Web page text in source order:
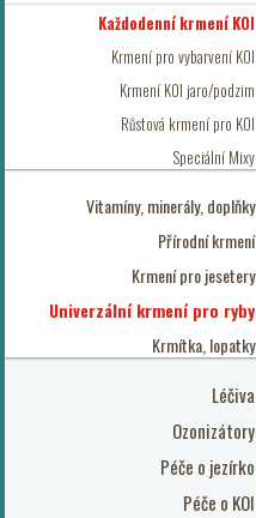
Každodenní krmení KOI
Krmení pro vybarvení KOI
Krmení KOI jaro/podzim
Růstová krmení pro KOI
Speciální Mixy
Vitamíny, minerály, doplňky
Přírodní krmení
Krmení pro jesetery
Univerzální krmení pro ryby
Krmítka, lopatky
Léčiva
Ozonizátory
Péče o jezírko
Péče o KOI